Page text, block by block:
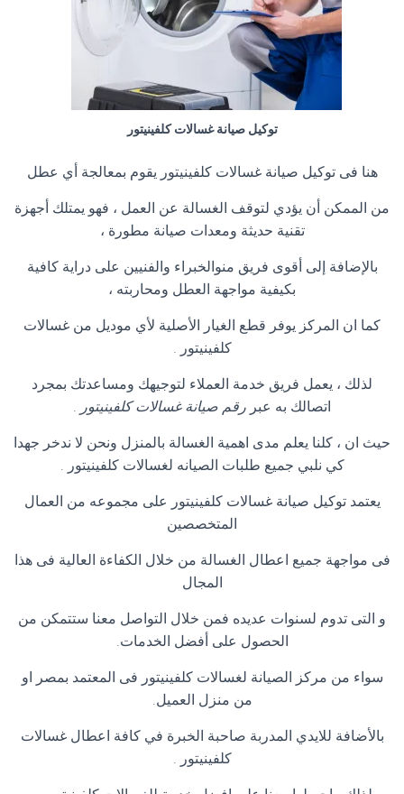
توكيل صيانة غسالات كلفينيتور
هنا فى توكيل صيانة غسالات كلفينيتور يقوم بمعالجة أي عطل
من الممكن أن يؤدي لتوقف الغسالة عن العمل ، فهو يمتلك أجهزة
تقنية حديثة ومعدات صيانة مطورة ،
بالإضافة إلى أقوى فريق منوالخبراء والفنيين على دراية كافية
بكيفية مواجهة العطل ومحاربته ،
كما ان المركز يوفر قطع الغيار الأصلية لأي موديل من غسالات
كلفينيتور .
لذلك ، يعمل فريق خدمة العملاء لتوجيهك ومساعدتك بمجرد
اتصالك به عبر رقم صيانة غسالات كلفينيتور .
حيث ان ، كلنا يعلم مدى اهمية الغسالة بالمنزل ونحن لا ندخر جهدا
كي نلبي جميع طلبات الصيانه لغسالات كلفينيتور .
يعتمد توكيل صيانة غسالات كلفينيتور على مجموعه من العمال
المتخصصين
فى مواجهة جميع اعطال الغسالة من خلال الكفاءة العالية فى هذا
المجال
و التى تدوم لسنوات عديده فمن خلال التواصل معنا ستتمكن من
الحصول على أفضل الخدمات.
سواء من مركز الصيانة لغسالات كلفينيتور فى المعتمد بمصر او
من منزل العميل.
بالأضافة للايدي المدربة صاحبة الخبرة في كافة اعطال غسالات
كلفينيتور .